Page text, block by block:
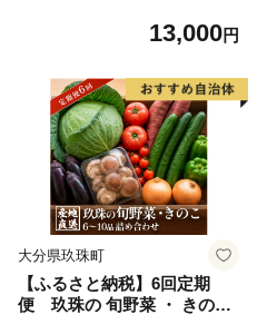
13,000円
大分県玖珠町
【ふるさと納税】6回定期
便 玖珠の 旬野菜 ・ きのこ